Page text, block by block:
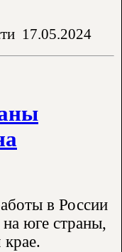
17.05.2024
в России
юге страны,